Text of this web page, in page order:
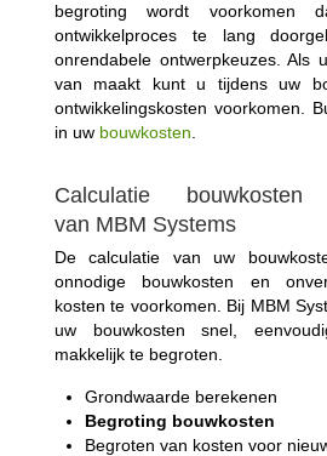
begroting wordt
ontwikkelproces te lang
onrendabele ontwerpkeuzes. Als
van maakt kunt u tijdens uw
ontwikkelingskosten voorkomen.
in uw bouwkosten
Calculatie
van MBM Systems
De calculatie van uw
onnodige bouwkosten en
kosten te voorkomen. Bij MBM
uw bouwkosten snel,
makkelijk te begroten.
Grondwaarde berekenen
Begroting bouwkosten
Begroten van kosten voor